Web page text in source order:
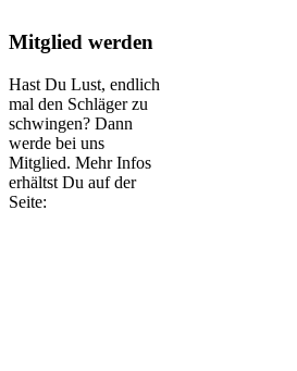
Mitglied werden
Hast Du Lust, endlich
mal den Schläger zu
schwingen? Dann
werde bei uns
Mitglied. Mehr Infos
erhältst Du auf der
Seite: